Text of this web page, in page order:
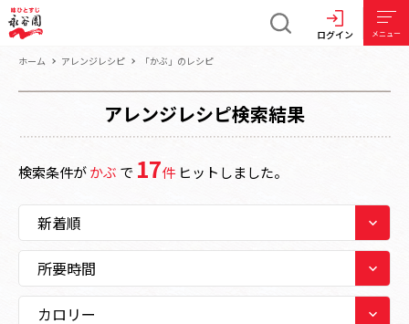
ログイン メニュー
ホーム アレンジレシピ 「かぶ」のレシピ
アレンジレシピ検索結果
検索条件がかぶ で 17件 ヒットしました。